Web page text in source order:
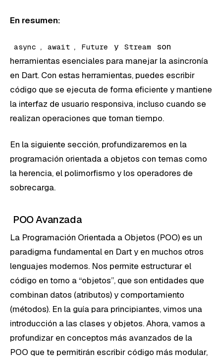
En resumen:
async , await , Future y Stream
son
herramientas esenciales para manejar la asincronía
en Dart. Con estas herramientas, puedes escribir
código que se ejecuta de forma eficiente y mantiene
la interfaz de usuario responsiva, incluso cuando se
realizan operaciones que toman tiempo.
En la siguiente sección, profundizaremos en la
programación orientada a objetos con temas como
la herencia, el polimorfismo y los operadores de
sobrecarga.
POO Avanzada
La Programación Orientada a Objetos (POO) es un
paradigma fundamental en Dart y en muchos otros
lenguajes modernos. Nos permite estructurar el
código en torno a “objetos”, que son entidades que
combinan datos (atributos) y comportamiento
(métodos). En la guía para principiantes, vimos una
introducción a las clases y objetos. Ahora, vamos a
profundizar en conceptos más avanzados de la
POO que te permitirán escribir código más modular,